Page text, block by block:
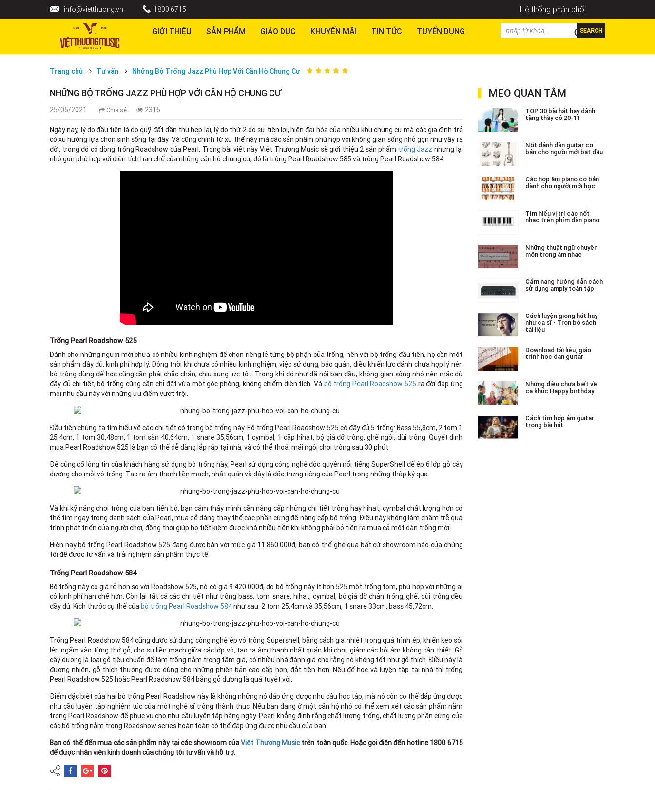
info@vietthuong.vn 1800 6715 Hệ thống phân phối
GIỚI THIỆU SẢN PHẨM GIÁO DỤC KHUYẾN MÃI TIN TỨC TUYỂN DỤNG SEARCH
Trang chủ Tư vấn Những Bộ Trống Jazz Phù Hợp Với Căn Hộ Chung Cư
NHỮNG BỘ TRỐNG JAZZ PHÙ HỢP VỚI CĂN HỘ CHUNG CƯ
25/05/2021 Chia sẻ 2316
Ngày nay, lý do đầu tiên là do quỹ đất dần thu hẹp lại, lý do thứ 2 do sự tiện lợi, hiện đại hóa của nhiều khu chung cư mà các gia đình trẻ
có xu hướng lựa chọn sinh sống tại đây. Và cũng chính từ xu thế này mà các sản phẩm phù hợp với không gian sống nhỏ gọn như vậy ra
đời, trong đó có dòng trống Roadshow của Pearl. Trong bài viết này Việt Thương Music sẽ giới thiệu 2 sản phẩm trống Jazz nhưng lại
nhỏ gọn phù hợp với diện tích hạn chế của những căn hộ chung cư, đó là trống Pearl Roadshow 585 và trống Pearl Roadshow 584.
Trống Pearl Roadshow 525
Dánh cho những người mới chưa có nhiều kinh nghiệm để chọn riêng lẻ từng bộ phận của trống, nên với bộ trống đầu tiên, họ cần một
sản phẩm đầy đủ, kinh phí hợp lý. Đồng thời khi chưa có nhiều kinh nghiệm, việc sử dụng, bảo quản, điều khiển lực đánh chưa hợp lý nên
bộ trống dùng để học cũng cần phải chắc chắn, chịu xung lực tốt. Trong khi đó như đã nói ban đầu, không gian sống nhỏ nên mặc dù
đầy đủ chi tiết, bộ trống cũng cần chỉ đặt vừa một góc phòng, không chiếm diện tích. Và bộ trống Pearl Roadshow 525 ra đời đáp ứng
mọi nhu cầu này với những ưu điểm vượt trội.
Đầu tiên chúng ta tìm hiểu về các chi tiết có trong bộ trống này. Bộ trống Pearl Roadshow 525 có đầy đủ 5 trống: Bass 55,8cm, 2 tom 1
25,4cm, 1 tom 30,48cm, 1 tom sàn 40,64cm, 1 snare 35,56cm, 1 cymbal, 1 cặp hihat, bộ giá đỡ trống, ghế ngồi, dùi trống. Quyết định
mua Pearl Roadshow 525 là bạn có thể dễ dàng lắp ráp tại nhà, và có thể thoải mái ngồi chơi trống sau 30 phút.
Để củng cố lòng tin của khách hàng sử dụng bộ trống này, Pearl sử dụng công nghệ độc quyền nổi tiếng SuperShell để ép 6 lớp gỗ cây
dương cho mỗi vỏ trống. Tạo ra âm thanh liền mạch, nhất quán và đây là đặc trưng riêng của Pearl trong những thập kỷ qua.
Và khi kỹ năng chơi trống của bạn tiến bộ, bạn cảm thấy mình cần nâng cấp những chi tiết trống hay hihat, cymbal chất lượng hơn có
thể tìm ngay trong danh sách của Pearl, mua dễ dàng thay thế các phần cứng để nâng cấp bộ trống. Điều này không làm chậm trễ quá
trình phát triển của người chơi, đồng thời giúp họ tiết kiệm được khá nhiều tiền khi không phải bỏ tiền ra mua cả một dàn trống mới.
Hiện nay bộ trống Pearl Roadshow 525 đang được bán với mức giá 11.860.000đ, bạn có thể ghé qua bất cứ showroom nào của chúng
tôi để được tư vấn và trải nghiệm sản phẩm thực tế.
Trống Pearl Roadshow 584
Bộ trống này có giá rẻ hơn so với Roadshow 525, nó có giá 9.420.000đ, do bộ trống này ít hơn 525 một trống tom, phù hợp với những ai
có kinh phí hạn chế hơn. Còn lại tất cả các chi tiết như trống bass, tom, snare, hihat, cymbal, bộ giá đỡ chân trống, ghế, dùi trống đều
đầy đủ. Kích thước cụ thể củabộ trống Pearl Roadshow 584như sau: 2 tom 25,4cm và 35,56cm, 1 snare 33cm, bass 45,72cm.
Trống Pearl Roadshow 584 cũng được sử dụng công nghệ ép vỏ trống Supershell, bằng cách gia nhiệt trong quá trình ép, khiến keo sôi
lên ngấm vào từng thớ gỗ, cho sự liền mạch giữa các lớp vỏ, tạo ra âm thanh nhất quán khi chơi, giảm các bội âm không cần thiết. Gỗ
cây dương là loại gỗ tiêu chuẩn để làm trống nằm trong tầm giá, có nhiều nhà đánh giá cho rằng nó không tốt như gỗ thích. Điều này là
đương nhiên, gỗ thích thường được dùng cho những phiên bản cao cấp hơn, đắt tiền hơn. Nếu để học và luyện tập tại nhà thì trống
Pearl Roadshow 525 hoặc Pearl Roadshow 584 bằng gỗ dương là quá tuyệt vời.
Điểm đặc biệt của hai bộ trống Pearl Roadshow này là không những nó đáp ứng được nhu cầu học tập, mà nó còn có thể đáp ứng được
nhu cầu luyện tập nghiêm túc của một nghệ sĩ trống thành thục. Nếu bạn đang ở một căn hộ nhỏ có thể xem xét các sản phẩm nằm
trong Pearl Roadshow để phục vụ cho nhu cầu luyện tập hàng ngày. Pearl khẳng định rằng chất lượng trống, chất lượng phần cứng của
các bộ trống nằm trong Roadshow series hoàn toàn có thể đáp ứng được nhu cầu của bạn.
Bạn có thể đến mua các sản phẩm này tại các showroom củaViệt Thương Musictrên toàn quốc. Hoặc gọi điện đến hotline 1800 6715
để được nhân viên kinh doanh của chúng tôi tư vấn và hỗ trợ.
MẸO QUAN TÂM
TOP 30 bài hát hay dành
tặng thầy cô 20-11
Nốt đánh đàn guitar cơ
bản cho người mới bắt đầu
Các hợp âm piano cơ bản
dành cho người mới học
Tìm hiểu vị trí các nốt
nhạc trên phím đàn piano
Những thuật ngữ chuyên
môn trong âm nhạc
Cẩm nang hướng dẫn cách
sử dụng amply toàn tập
Cách luyện giọng hát hay
như ca sĩ - Trọn bộ sách
tài liệu
Download tài liệu, giáo
trình học đàn guitar
Những điều chưa biết về
ca khúc Happy birthday
Cách tìm hợp âm guitar
trong bài hát